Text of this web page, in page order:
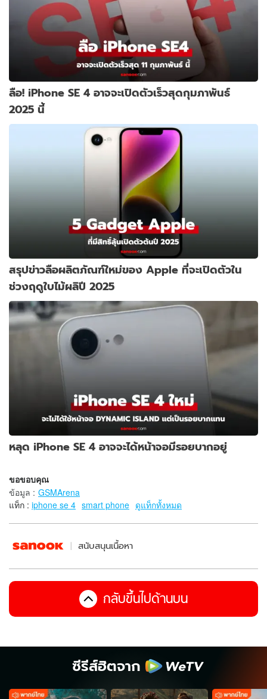
ลือ! iPhone SE 4 อาจจะเปิดตัวเร็วสุดกุมภาพันธ์
2025 นี้
สรุปข่าวลือผลิตภัณฑ์ใหม่ของ Apple ที่จะเปิดตัวใน
ช่วงฤดูใบไม้ผลิปี 2025
หลุด iPhone SE 4 อาจจะได้หน้าจอมีรอยบากอยู่
ขอขอบคุณ
ข้อมูล : GSMArena
แท็ก : iphone se 4 smart phone ดูแท็กทั้งหมด
สนับสนุนเนื้อหา
กลับขึ้นไปด้านบน
ซีรีส์ฮิตจาก